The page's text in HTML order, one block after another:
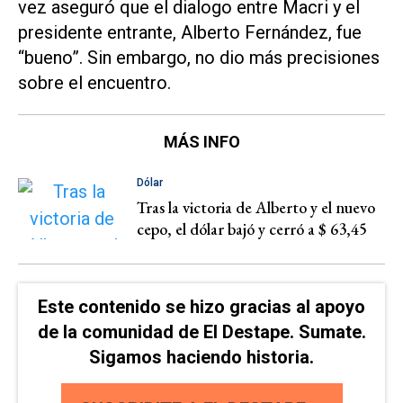
vez aseguró que el dialogo entre Macri y el
presidente entrante, Alberto Fernández, fue
“bueno”. Sin embargo, no dio más precisiones
sobre el encuentro.
MÁS INFO
Dólar
Tras la victoria de Alberto y el nuevo
cepo, el dólar bajó y cerró a $ 63,45
Este contenido se hizo gracias al apoyo
de la comunidad de El Destape. Sumate.
Sigamos haciendo historia.